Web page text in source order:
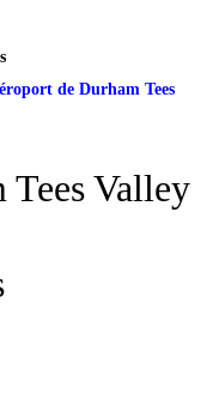
de Durham Tees
Valley